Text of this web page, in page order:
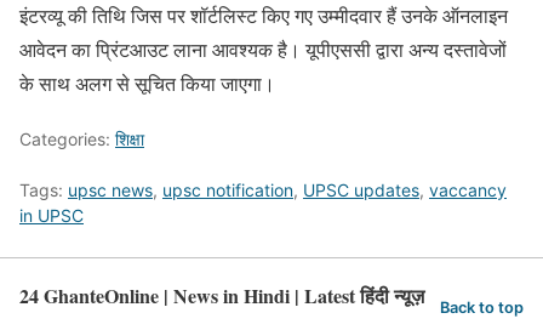
इंटरव्यू की तिथि जिस पर शॉर्टलिस्ट किए गए उम्मीदवार हैं उनके ऑनलाइन
आवेदन का प्रिंटआउट लाना आवश्यक है। यूपीएससी द्वारा अन्य दस्तावेजों
के साथ अलग से सूचित किया जाएगा।
Categories: शिक्षा
Tags: upsc news, upsc notification, UPSC updates, vaccancy
in UPSC
24 GhanteOnline | News in Hindi | Latest हिंदी न्यूज़ Back to top